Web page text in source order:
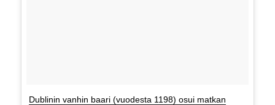
Dublinin vanhin baari (vuodesta 1198) osui matkan